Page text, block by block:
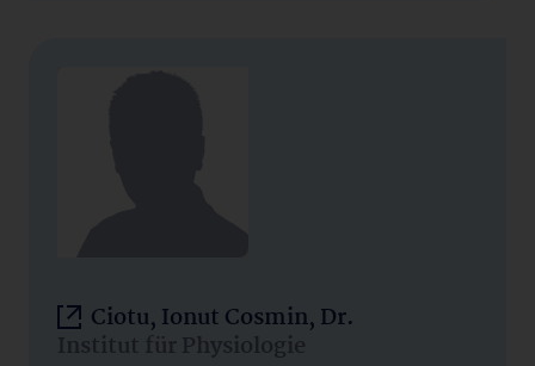
Ciotu, Ionut Cosmin, Dr.
Institut für Physiologie